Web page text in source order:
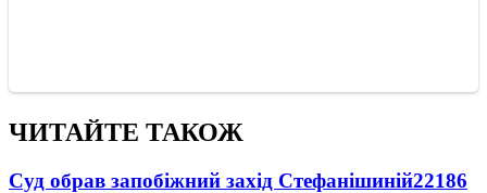
ЧИТАЙТЕ ТАКОЖ
Суд обрав запобіжний захід Стефанішиній22186